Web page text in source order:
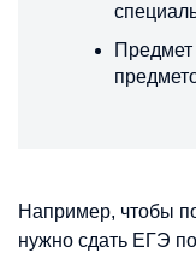
Предмет
Например, чтобы
нужно сдать ЕГЭ